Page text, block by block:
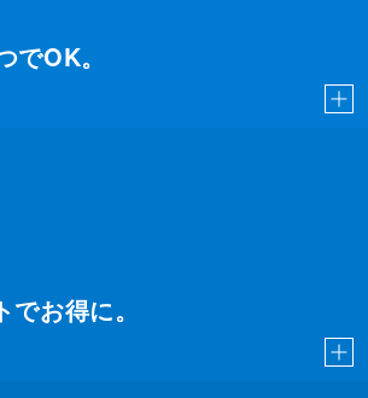
でOK。
でお得に。